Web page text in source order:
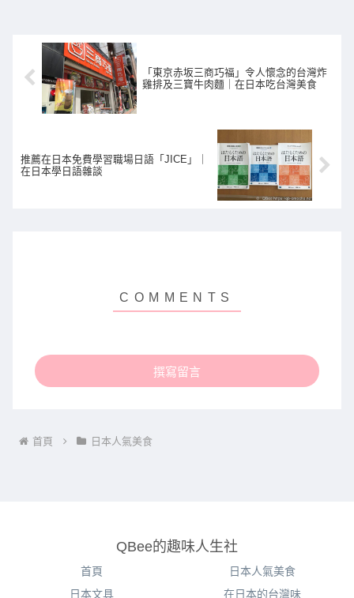
「東京赤坂三商巧福」令人懷念的台灣炸
雞排及三寶牛肉麵｜在日本吃台灣美食
推薦在日本免費學習職場日語「JICE」｜
在日本學日語雜談
撰寫留言
首頁 日本人氣美食
QBee的趣味人生社
首頁
日本人氣美食
日本文具
在日本的台灣味